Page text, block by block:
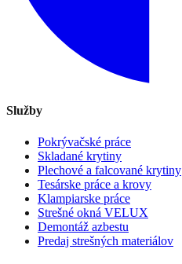
Služby
Pokrývačské práce
Skladané krytiny
Plechové a falcované krytiny
Tesárske práce a krovy
Klampiarske práce
Strešné okná VELUX
Demontáž azbestu
Predaj strešných materiálov